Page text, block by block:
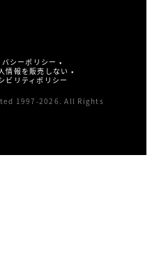
シーポリシー
情報を販売しない
ビリティポリシー
1997-2026. All Rights